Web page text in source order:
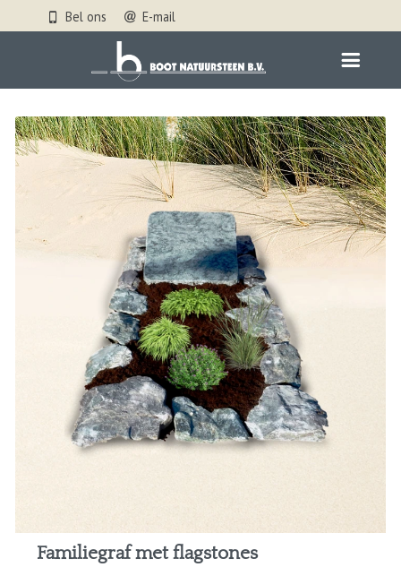
Bel ons E-mail
Familiegraf met flagstones